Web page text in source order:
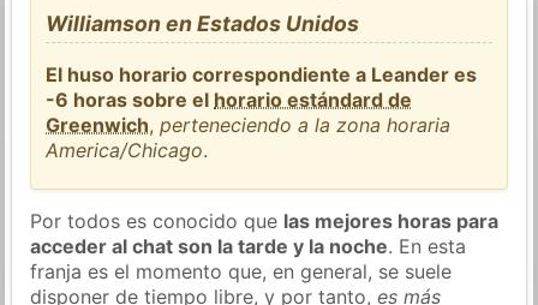
Williamson en Estados Unidos
El huso horario correspondiente a Leander es
-6 horas sobre el horario estándard de
Greenwich,perteneciendo a la zona horaria
America/Chicago.
Por todos es conocido que las mejores horas para
acceder al chat son la tarde y la noche. En esta
franja es el momento que, en general, se suele
disponer de tiempo libre, y por tanto,es más